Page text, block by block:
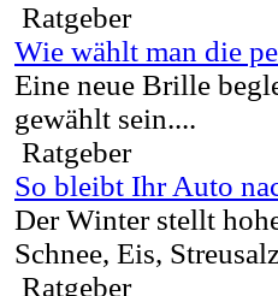
Ratgeber
Wie wählt man die
Eine neue Brille
gewählt sein....
Ratgeber
So bleibt Ihr Auto
Der Winter stellt
Schnee, Eis,
Ratgeber